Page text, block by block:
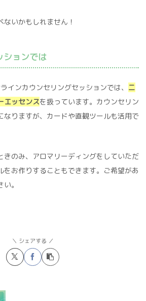
いかもしれません！
ションでは
ンカウンセリングセッションでは、 ニ
エッセンスを扱っています。カウンセリン
なりますが、カードや直観ツールも活用で
きのみ、アロマリーディングをしていただ
をお作りすることもできます。ご希望があ
。
シェアする